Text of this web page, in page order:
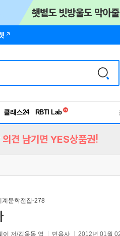
클래스24
RBTI Lab
독서유형검사
의견 남기면 YES상품권!
계문학전집-278
저/김욱동 역 민음사 2012년 01월